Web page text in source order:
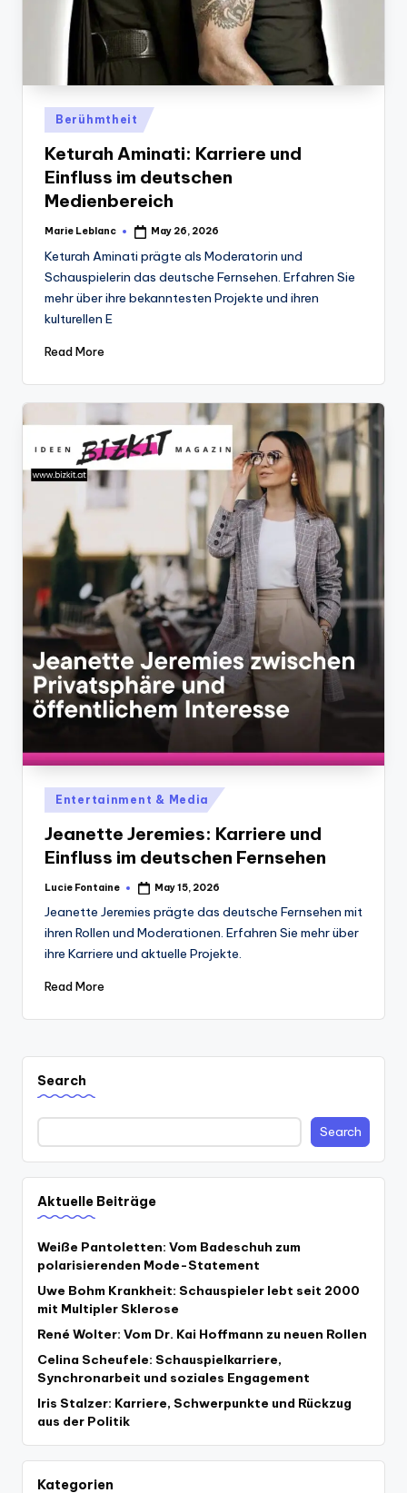
Posted
in
Berühmtheit
Keturah Aminati: Karriere und
Einfluss im deutschen
Medienbereich
Posted
Marie Leblanc May 26, 2026
Keturah Aminati prägte als Moderatorin und
Schauspielerin das deutsche Fernsehen. Erfahren Sie
mehr über ihre bekanntesten Projekte und ihren
kulturellen E
Read More
Posted
in
Entertainment & Media
Jeanette Jeremies: Karriere und
Einfluss im deutschen Fernsehen
Posted
Lucie Fontaine May 15, 2026
Jeanette Jeremies prägte das deutsche Fernsehen mit
ihren Rollen und Moderationen. Erfahren Sie mehr über
ihre Karriere und aktuelle Projekte.
Read More
Search
Search
Aktuelle Beiträge
Weiße Pantoletten: Vom Badeschuh zum
polarisierenden Mode-Statement
Uwe Bohm Krankheit: Schauspieler lebt seit 2000
mit Multipler Sklerose
René Wolter: Vom Dr. Kai Hoffmann zu neuen Rollen
Celina Scheufele: Schauspielkarriere,
Synchronarbeit und soziales Engagement
Iris Stalzer: Karriere, Schwerpunkte und Rückzug
aus der Politik
Kategorien